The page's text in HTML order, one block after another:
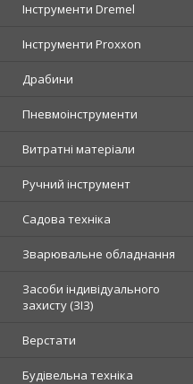
Інструменти Dremel
Інструменти Proxxon
Драбини
Пневмоінструменти
Витратні матеріали
Ручний інструмент
Садова техніка
Зварювальне обладнання
Засоби індивідуального
захисту (ЗІЗ)
Верстати
Будівельна техніка